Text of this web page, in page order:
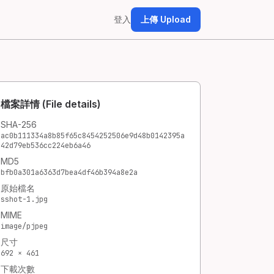
登入 上傳 Upload
檔案詳情 (File details)
SHA-256
ac0b111334a8b85f65c8454252506e9d48b0142395a
42d79eb536cc224eb6a46
MD5
bfb0a301a6363d7bea4df46b394a8e2a
原始檔名
sshot-1.jpg
MIME
image/pjpeg
尺寸
692 × 461
下載次數